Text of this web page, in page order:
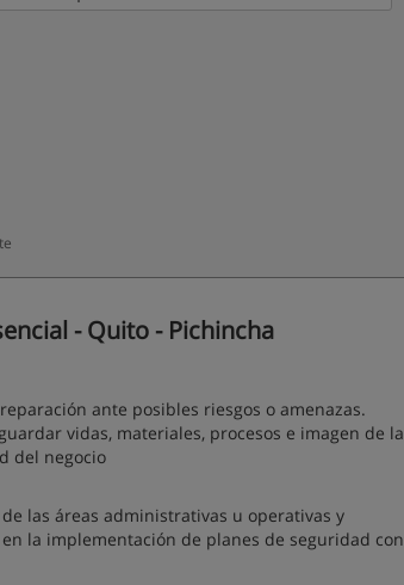
- Quito - Pichincha
ante posibles riesgos o amenazas.
vidas, materiales, procesos e imagen de la
del negocio
las áreas administrativas u operativas y
la implementación de planes de seguridad con